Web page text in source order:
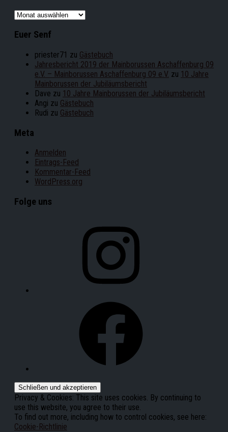
Archiv
Euer Senf
priester71 zu Gästebuch
Jahresbericht 2019 der Mainborussen Aschaffenburg 09
e.V. – Mainborussen Aschaffenburg 09 e.V. zu 10 Jahre
Mainborussen der Jubiläumsbericht
Dave zu 10 Jahre Mainborussen der Jubiläumsbericht
Angi zu Gästebuch
Rudi zu Gästebuch
Meta
Anmelden
Eintrags-Feed
Kommentar-Feed
WordPress.org
Folge uns
Privacy & Cookies: This site uses cookies. By continuing to
use this website, you agree to their use.
To find out more, including how to control cookies, see here:
Cookie-Richtlinie